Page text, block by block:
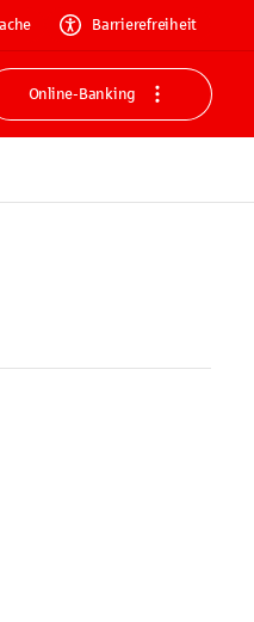
Barrierefreiheit
Online-Banking